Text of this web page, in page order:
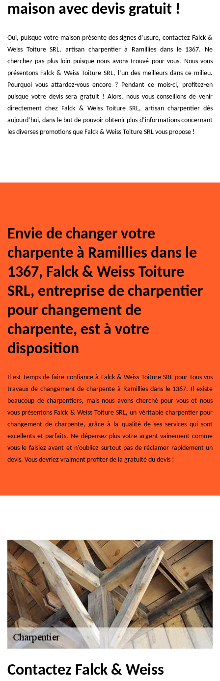
maison avec devis gratuit !
Oui, puisque votre maison présente des signes d’usure, contactez Falck &
Weiss Toiture SRL, artisan charpentier à Ramillies dans le 1367. Ne
cherchez pas plus loin puisque nous avons trouvé pour vous. Nous vous
présentons Falck & Weiss Toiture SRL, l’un des meilleurs dans ce milieu.
Pourquoi vous attardez-vous encore ? Pendant ce mois-ci, profitez-en
puisque votre devis sera gratuit ! Alors, nous vous conseillons de venir
directement chez Falck & Weiss Toiture SRL, artisan charpentier dès
aujourd’hui, dans le but de pouvoir obtenir plus d’informations concernant
les diverses promotions que Falck & Weiss Toiture SRL vous propose !
Envie de changer votre
charpente à Ramillies dans le
1367, Falck & Weiss Toiture
SRL, entreprise de charpentier
pour changement de
charpente, est à votre
disposition
Il est temps de faire confiance à Falck & Weiss Toiture SRL pour tous vos
travaux de changement de charpente à Ramillies dans le 1367. Il existe
beaucoup de charpentiers, mais nous avons cherché pour vous et nous
vous présentons Falck & Weiss Toiture SRL, un véritable charpentier pour
changement de charpente, grâce à la qualité de ses services qui sont
excellents et parfaits. Ne dépensez plus votre argent vainement comme
vous le faisiez avant et n'oubliez surtout pas de réclamer rapidement un
devis. Vous devriez vraiment profiter de la gratuité du devis !
Contactez Falck & Weiss